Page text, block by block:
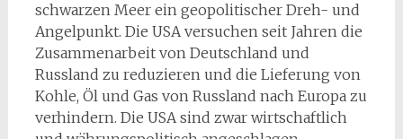
schwarzen Meer ein geopolitischer Dreh- und
Angelpunkt. Die USA versuchen seit Jahren die
Zusammenarbeit von Deutschland und
Russland zu reduzieren und die Lieferung von
Kohle, Öl und Gas von Russland nach Europa zu
verhindern. Die USA sind zwar wirtschaftlich